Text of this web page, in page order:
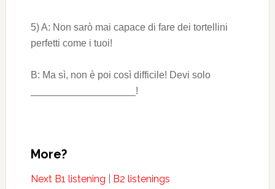
5) A: Non sarò mai capace di fare dei tortellini
perfetti come i tuoi!
B: Ma sì, non è poi così difficile! Devi solo
___________________!
More?
Next B1 listening B2 listenings